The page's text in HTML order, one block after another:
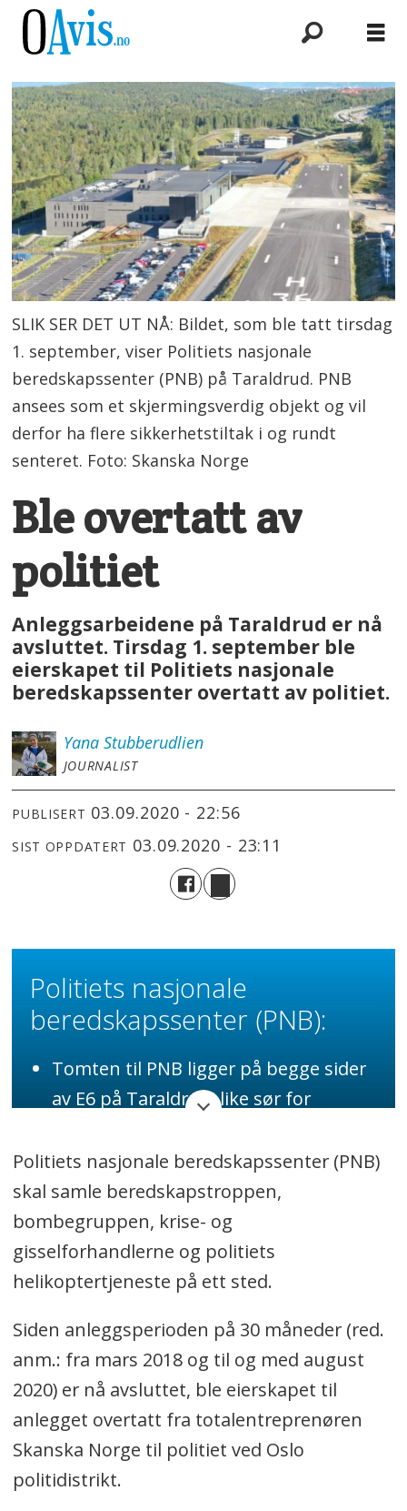
SLIK SER DET UT NÅ: Bildet, som ble tatt tirsdag
1. september, viser Politiets nasjonale
beredskapssenter (PNB) på Taraldrud. PNB
ansees som et skjermingsverdig objekt og vil
derfor ha flere sikkerhetstiltak i og rundt
senteret. Foto: Skanska Norge
Ble overtatt av
politiet
Anleggsarbeidene på Taraldrud er nå
avsluttet. Tirsdag 1. september ble
eierskapet til Politiets nasjonale
beredskapssenter overtatt av politiet.
Yana Stubberudlien
JOURNALIST
PUBLISERT 03.09.2020 - 22:56
SIST OPPDATERT 03.09.2020 - 23:11
Politiets nasjonale
beredskapssenter (PNB):
Tomten til PNB ligger på begge sider
av E6 på Taraldrud, like sør for
Hovedatkomsten er fra
rundkjøringen ved Taraldrudkrysset.
Skal samle beredskapstroppen,
bombegruppen, krise- og
gisselforhandlerne og politiets
helikoptertjeneste på ett sted.
Har en kostnadsramme på 2,5
milliarder kroner (2015-kroner).
Har en samlet bygningsmasse på ca.
35 000 kvadratmeter og et tomteareal
på ca. 332 dekar.
Politiets nasjonale beredskapssenter (PNB)
skal samle beredskapstroppen,
bombegruppen, krise- og
gisselforhandlerne og politiets
helikoptertjeneste på ett sted.
Siden anleggsperioden på 30 måneder (red.
anm.: fra mars 2018 og til og med august
2020) er nå avsluttet, ble eierskapet til
anlegget overtatt fra totalentreprenøren
Skanska Norge til politiet ved Oslo
politidistrikt.